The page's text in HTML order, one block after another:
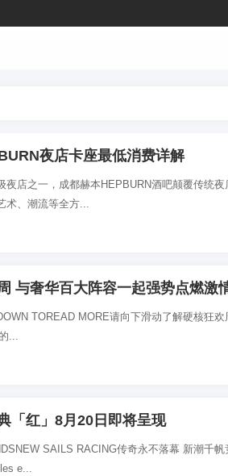
夜店卡座最低消费详解
夜店之一，成都赫本HEPBURN酒吧颠覆传统
术、潮流等全方...
与奢华百大阵容一起强势点燃激
TOREAD MORE请向下滑动了解硬核狂
...
「红」8月20日即将呈现
SAILS RACING传奇永不落幕 新潮千
e...